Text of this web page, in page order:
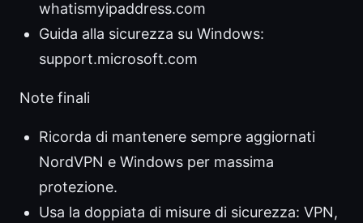
whatismyipaddress.com
Guida alla sicurezza su Windows:
support.microsoft.com
Note finali
Ricorda di mantenere sempre aggiornati
NordVPN e Windows per massima
protezione.
Usa la doppiata di misure di sicurezza: VPN,